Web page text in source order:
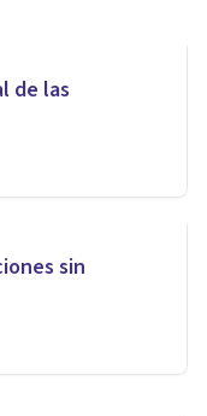
de las
sin
efectos